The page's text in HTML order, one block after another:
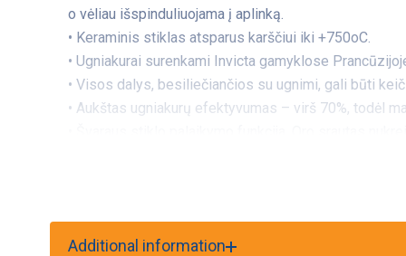
o vėliau išspinduliuojama į aplinką.
• Keraminis stiklas atsparus karščiui iki +750oC.
• Ugniakurai surenkami Invicta gamyklose
• Visos dalys, besiliečiančios su ugnimi, gali būti
• Aukštas ugniakurų efektyvumas – virš 70%, todėl
Ugniakuro korpusui suteikiama 5 metų garantija.
Additional information